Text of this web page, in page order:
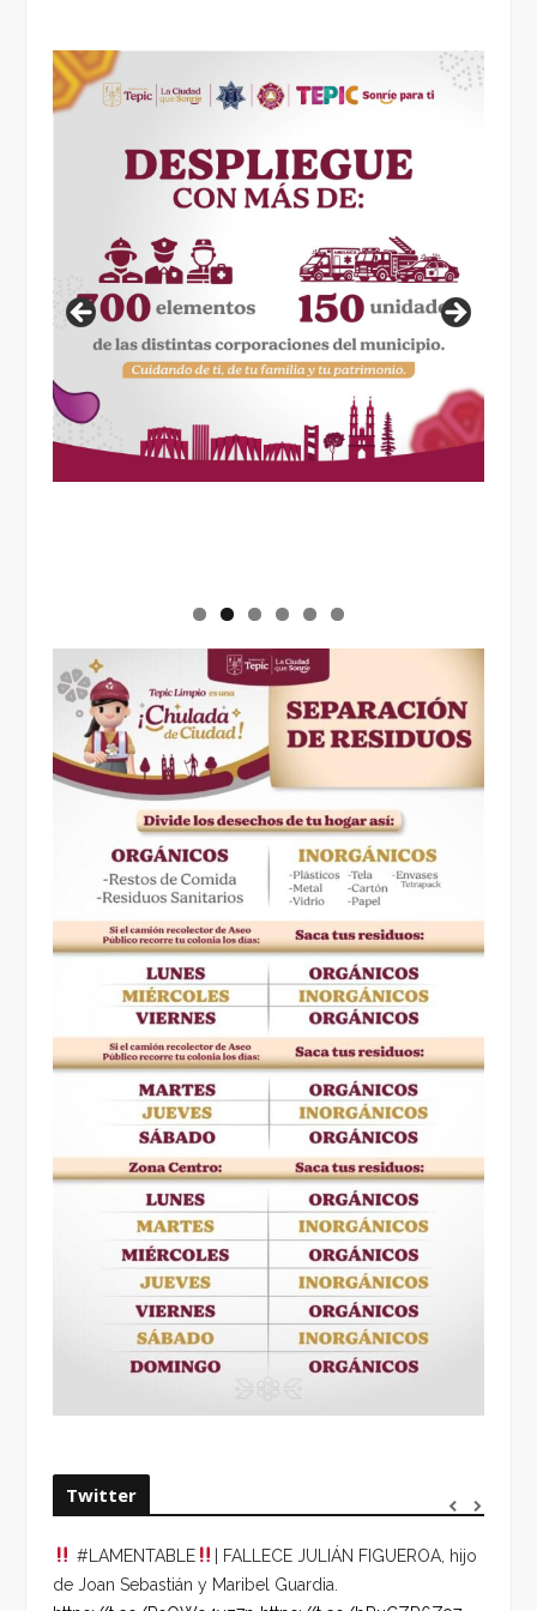
Twitter
#LAMENTABLE
| FALLECE JULIÁN FIGUEROA, hijo
de Joan Sebastián y Maribel Guardia.